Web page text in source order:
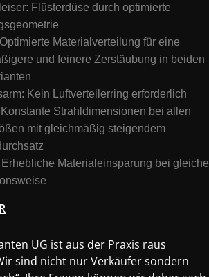
Flüsterdüse durch optimierte
Materialverteilung für eine
und feinere Zerstäubung in beiden
Kein Luftverteilerring erforderlich
Strahldimensionen bei allen
mit gleichmäßig steigendem
Erhebliche Materialeinsparung bei
UG ist aus der Praxis raus
sind nicht nur Verkäufer sondern